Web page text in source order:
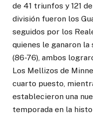
de 41 triunfos y 121
división fueron los
seguidos por los
quienes le ganaron
(86-76), ambos
Los Mellizos de
cuarto puesto,
establecieron una
temporada en la